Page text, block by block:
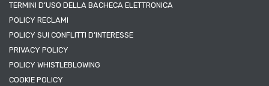
TERMINI D’USO DELLA BACHECA ELETTRONICA
POLICY RECLAMI
POLICY SUI CONFLITTI D’INTERESSE
PRIVACY POLICY
POLICY WHISTLEBLOWING
COOKIE POLICY